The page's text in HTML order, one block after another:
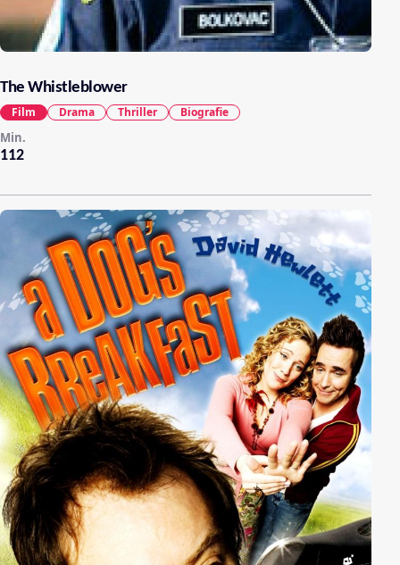
The Whistleblower
112
Min.
Film Drama Thriller Biografie